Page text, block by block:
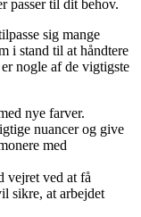
passer til dit behov.
sig mange
i stand til at håndtere
nogle af de vigtigste
nye farver.
nuancer og give
med
vejret ved at få
sikre, at arbejdet